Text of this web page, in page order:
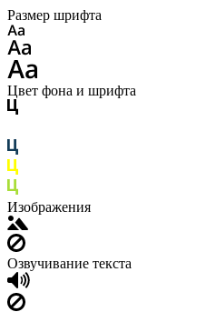
Размер шрифта
Цвет фона и шрифта
Изображения
Озвучивание текста